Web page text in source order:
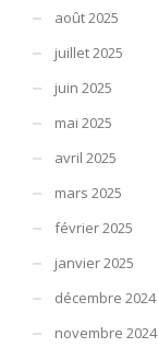
août 2025
juillet 2025
juin 2025
mai 2025
avril 2025
mars 2025
février 2025
janvier 2025
décembre 2024
novembre 2024